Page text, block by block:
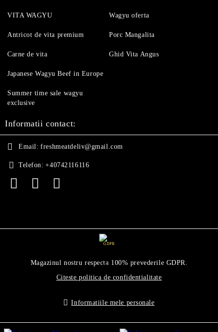
VITA WAGYU
Antricot de vita premium
Carne de vita
Wagyu oferta
Porc Mangalita
Ghid Vita Angus
Japanese Wagyu Beef in Europe
Summer time sale wagyu
exclusive
Informatii contact:
Email: freshmeatdeliv@gmail.com
Telefon: +40742116116
GDPR
Magazinul nostru respecta 100% prevederile GDPR.
Citeste politica de confidentialitate
Informatiile mele personale